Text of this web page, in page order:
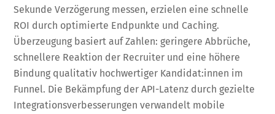
Sekunde Verzögerung messen, erzielen eine schnelle
ROI durch optimierte Endpunkte und Caching.
Überzeugung basiert auf Zahlen: geringere Abbrüche,
schnellere Reaktion der Recruiter und eine höhere
Bindung qualitativ hochwertiger Kandidat:innen im
Funnel. Die Bekämpfung der API-Latenz durch gezielte
Integrationsverbesserungen verwandelt mobile